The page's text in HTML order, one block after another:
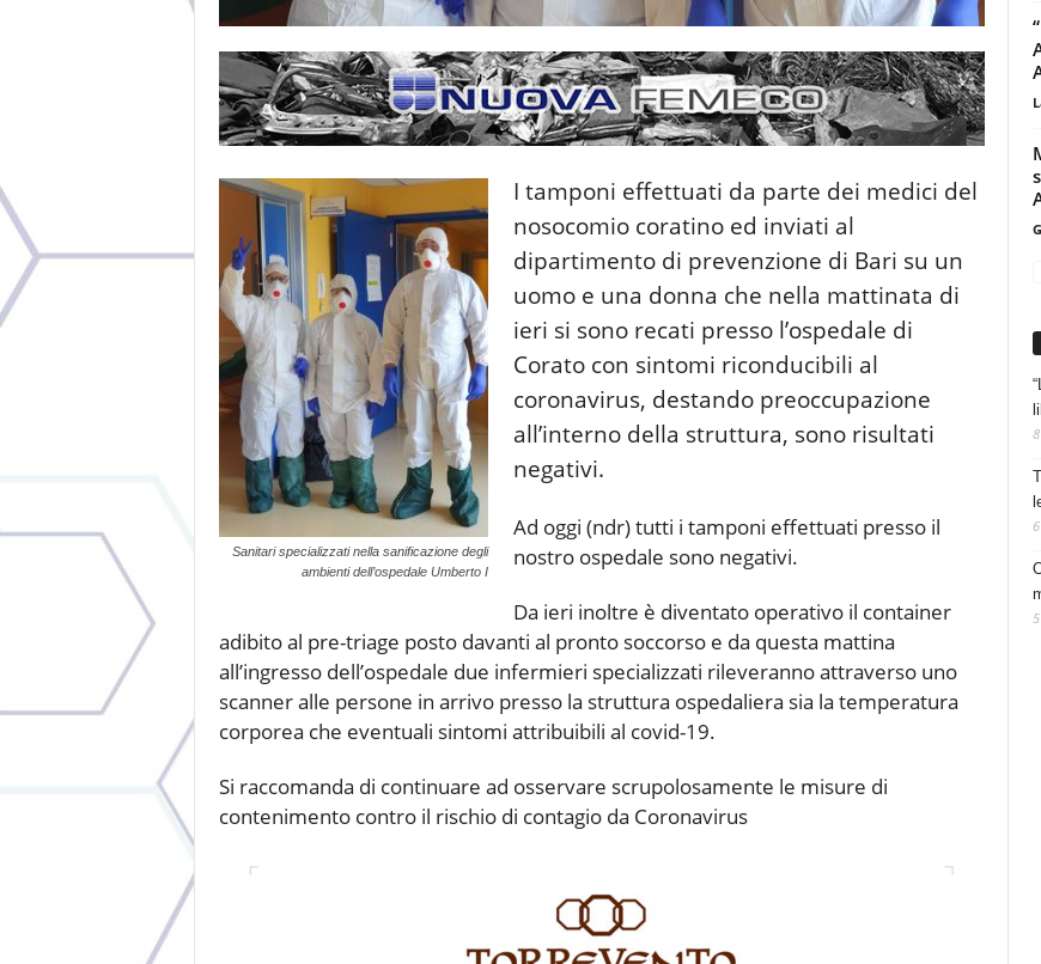
Sanitari specializzati nella sanificazione degli
ambienti dell’ospedale Umberto I
I tamponi effettuati da parte dei medici del
nosocomio coratino ed inviati al
dipartimento di prevenzione di Bari su un
uomo e una donna che nella mattinata di
ieri si sono recati presso l’ospedale di
Corato con sintomi riconducibili al
coronavirus, destando preoccupazione
all’interno della struttura, sono risultati
negativi.
Ad oggi (ndr) tutti i tamponi effettuati presso il
nostro ospedale sono negativi.
Da ieri inoltre è diventato operativo il container
adibito al pre-triage posto davanti al pronto soccorso e da questa mattina
all’ingresso dell’ospedale due infermieri specializzati rileveranno attraverso uno
scanner alle persone in arrivo presso la struttura ospedaliera sia la temperatura
corporea che eventuali sintomi attribuibili al covid-19.
Si raccomanda di continuare ad osservare scrupolosamente le misure di
contenimento contro il rischio di contagio da Coronavirus